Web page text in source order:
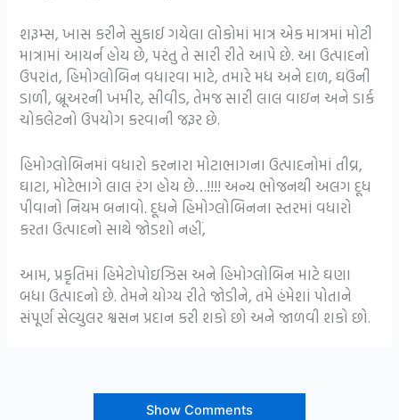
શરૂમ્સ, ખાસ કરીને સુકાઈ ગયેલા લોકોમાં માત્ર એક માત્રમાં મોટી
માત્રામાં આયર્ન હોય છે, પરંતુ તે સારી રીતે આપે છે. આ ઉત્પાદનો
ઉપરાંત, હિમોગ્લોબિન વધારવા માટે, તમારે મધ અને દાળ, ઘઉંની
ડાળી, બ્રૂઅરની ખમીર, સીવીડ, તેમજ સારી લાલ વાઇન અને ડાર્ક
ચોકલેટનો ઉપયોગ કરવાની જરૂર છે.
હિમોગ્લોબિનમાં વધારો કરનારા મોટાભાગના ઉત્પાદનોમાં તીવ્ર,
ઘાટા, મોટેભાગે લાલ રંગ હોય છે…!!!! અન્ય ભોજનથી અલગ દૂધ
પીવાનો નિયમ બનાવો. દૂધને હિમોગ્લોબિનના સ્તરમાં વધારો
કરતા ઉત્પાદનો સાથે જોડશો નહીં,
આમ, પ્રકૃતિમાં હિમેટોપોઇઝિસ અને હિમોગ્લોબિન માટે ઘણા
બધા ઉત્પાદનો છે. તેમને યોગ્ય રીતે જોડીને, તમે હંમેશાં પોતાને
સંપૂર્ણ સેલ્યુલર શ્વસન પ્રદાન કરી શકો છો અને જાળવી શકો છો.
Show Comments